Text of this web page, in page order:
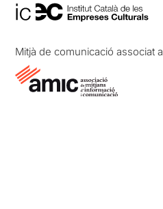
Mitjà de comunicació associat a